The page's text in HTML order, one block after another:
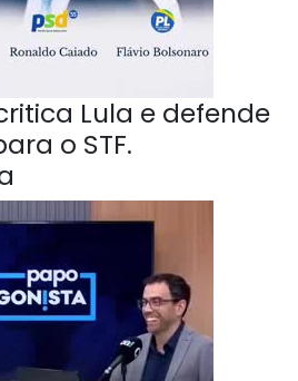
Lula e defende
o STF.